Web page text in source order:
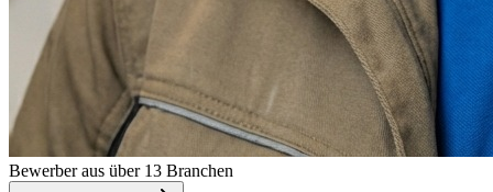
Bewerber aus über 13 Branchen